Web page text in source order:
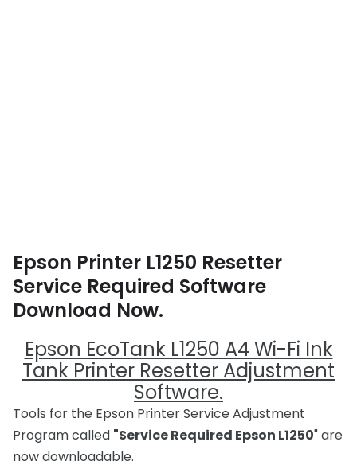
Epson Printer L1250 Resetter
Service Required Software
Download Now.
Epson EcoTank L1250 A4 Wi-Fi Ink
Tank Printer Resetter Adjustment
Software.
Tools for the Epson Printer Service Adjustment
Program called "Service Required Epson L1250" are
now downloadable.